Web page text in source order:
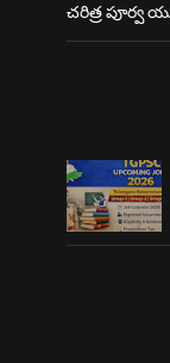
చరిత్ర పూర్వ